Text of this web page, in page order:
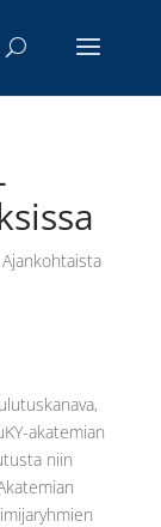
Ajankohtaista
akatemian
niin